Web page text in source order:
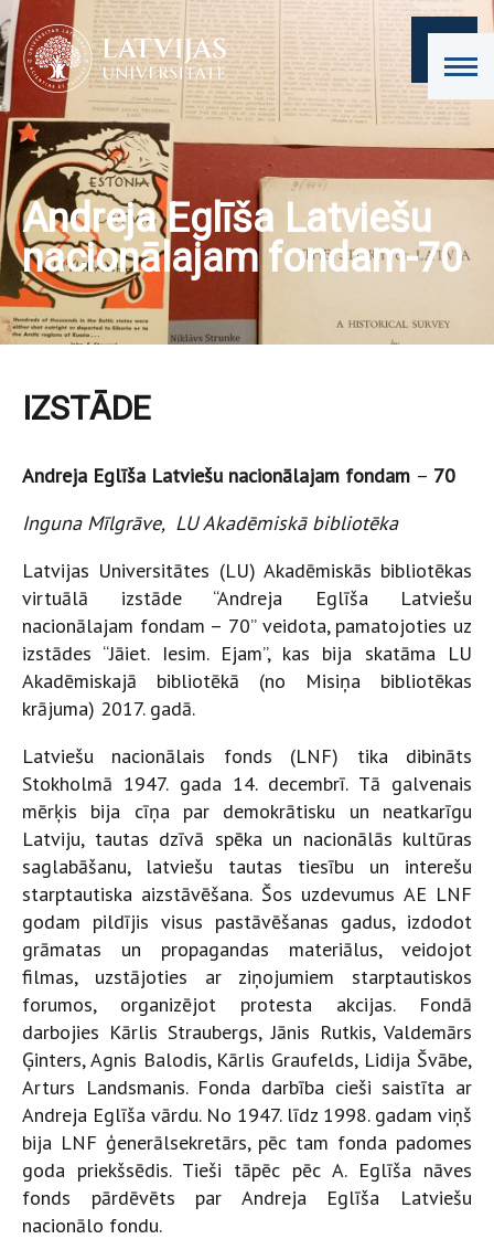
Andreja Eglīša Latviešu
nacionālajam fondam-70
IZSTĀDE
Andreja Eglīša Latviešu nacionālajam fondam – 70
Inguna Mīlgrāve, LU Akadēmiskā bibliotēka
Latvijas Universitātes (LU) Akadēmiskās bibliotēkas
virtuālā izstāde “Andreja Eglīša Latviešu
nacionālajam fondam – 70” veidota, pamatojoties uz
izstādes “Jāiet. Iesim. Ejam”, kas bija skatāma LU
Akadēmiskajā bibliotēkā (no Misiņa bibliotēkas
krājuma) 2017. gadā.
Latviešu nacionālais fonds (LNF) tika dibināts
Stokholmā 1947. gada 14. decembrī. Tā galvenais
mērķis bija cīņa par demokrātisku un neatkarīgu
Latviju, tautas dzīvā spēka un nacionālās kultūras
saglabāšanu, latviešu tautas tiesību un interešu
starptautiska aizstāvēšana. Šos uzdevumus AE LNF
godam pildījis visus pastāvēšanas gadus, izdodot
grāmatas un propagandas materiālus, veidojot
filmas, uzstājoties ar ziņojumiem starptautiskos
forumos, organizējot protesta akcijas. Fondā
darbojies Kārlis Straubergs, Jānis Rutkis, Valdemārs
Ģinters, Agnis Balodis, Kārlis Graufelds, Lidija Švābe,
Arturs Landsmanis. Fonda darbība cieši saistīta ar
Andreja Eglīša vārdu. No 1947. līdz 1998. gadam viņš
bija LNF ģenerālsekretārs, pēc tam fonda padomes
goda priekšsēdis. Tieši tāpēc pēc A. Eglīša nāves
fonds pārdēvēts par Andreja Eglīša Latviešu
nacionālo fondu.